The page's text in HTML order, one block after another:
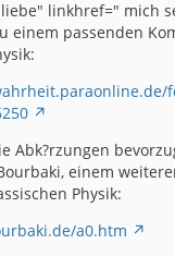
linkhref=" mich
einem passenden
Abk?rzungen
einem
Physik:
a0.htm